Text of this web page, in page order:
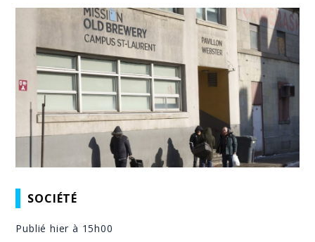
SOCIÉTÉ
Publié hier à 15h00